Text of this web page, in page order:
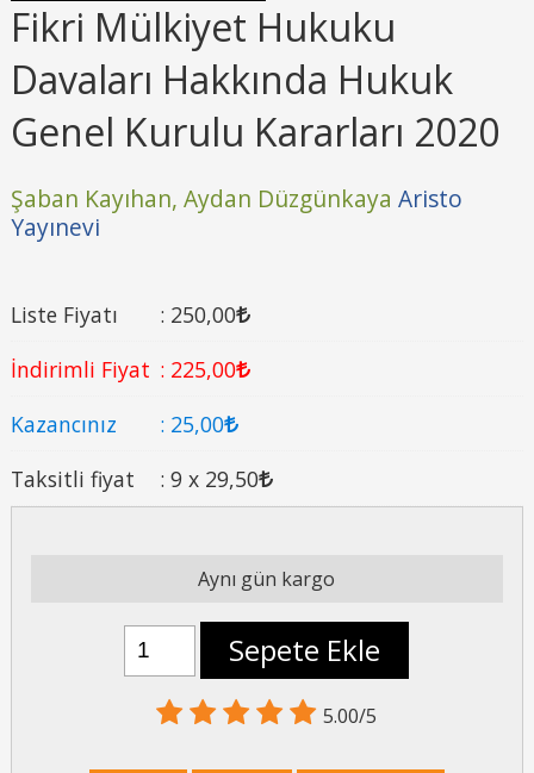
Fikri Mülkiyet Hukuku
Davaları Hakkında Hukuk
Genel Kurulu Kararları 2020
Şaban Kayıhan, Aydan Düzgünkaya Aristo
Yayınevi
Liste Fiyatı : 250,00
İndirimli Fiyat : 225,00
Kazancınız
: 25,00
Taksitli fiyat
: 9 x 29,50
Aynı gün kargo
Sepete Ekle
5.00/5